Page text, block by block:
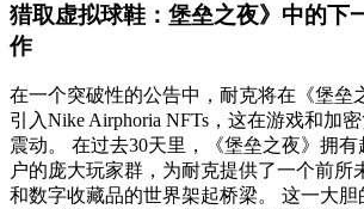
猎取虚拟球鞋：堡垒之夜》中的下
作
在一个突破性的公告中，耐克将在《堡垒
引入Nike Airphoria NFTs，这在游戏和加
震动。 在过去30天里，《堡垒之夜》拥有
户的庞大玩家群，为耐克提供了一个前所
和数字收藏品的世界架起桥梁。 这一大胆